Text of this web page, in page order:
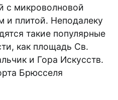
с микроволновой
и плитой. Неподалеку
такие популярные
как площадь Св.
и Гора Искусств.
Брюсселя